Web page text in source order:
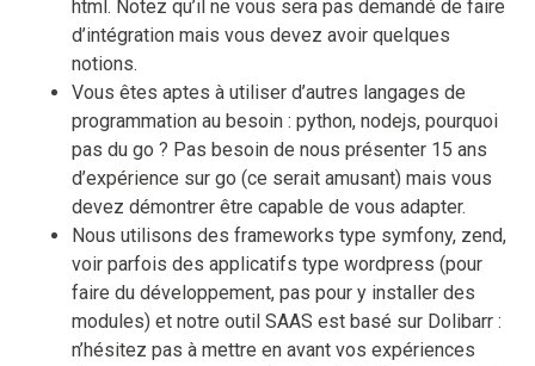
html. Notez qu’il ne vous sera pas demandé de faire
d’intégration mais vous devez avoir quelques
notions.
Vous êtes aptes à utiliser d’autres langages de
programmation au besoin : python, nodejs, pourquoi
pas du go ? Pas besoin de nous présenter 15 ans
d’expérience sur go (ce serait amusant) mais vous
devez démontrer être capable de vous adapter.
Nous utilisons des frameworks type symfony, zend,
voir parfois des applicatifs type wordpress (pour
faire du développement, pas pour y installer des
modules) et notre outil SAAS est basé sur Dolibarr :
n’hésitez pas à mettre en avant vos expériences